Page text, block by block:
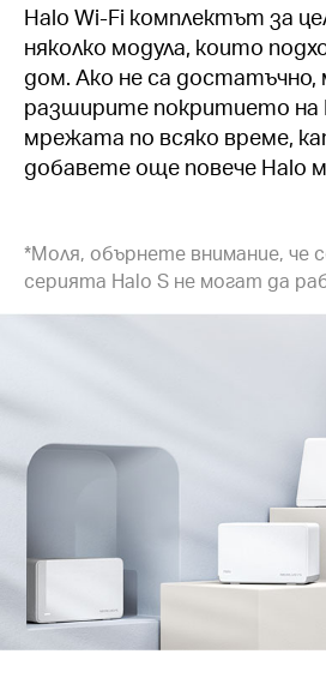
Halo Wi-Fi комплектът за
няколко модула, които
дом. Ако не са
разширите покритието на
мрежата по всяко време,
добавете още повече Halo
*Моля, обърнете внимание, че
серията Halo S не могат да